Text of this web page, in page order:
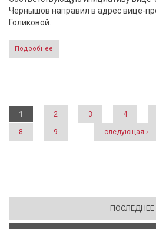
Чернышов направил в адрес вице-
Голиковой.
Подробнее
Страницы
1 2 3 4
8 9 … следующая ›
ПОСЛЕДНЕЕ